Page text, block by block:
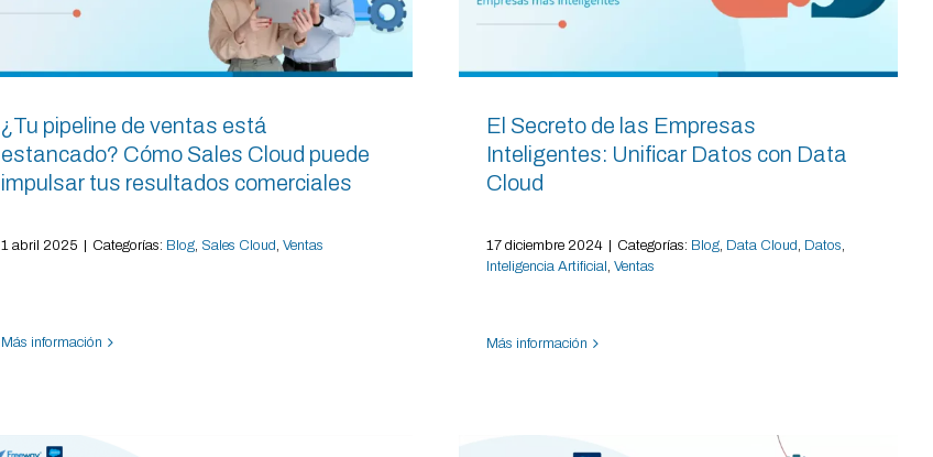
¿Tu pipeline de ventas está
estancado? Cómo Sales Cloud puede
impulsar tus resultados comerciales
1 abril 2025 | Categorías: Blog Sales Cloud Ventas
Más información
El Secreto de las Empresas
Inteligentes: Unificar Datos con Data
Cloud
17 diciembre 2024 | Categorías: Blog Data Cloud Datos
Inteligencia Artificial Ventas
Más información